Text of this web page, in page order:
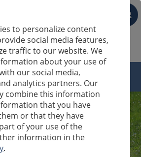
FR
to personalize content
social media features,
traffic to our website. We
about your use of
our social media,
analytics partners. Our
combine this information
that you have
or that they have
of your use of the
information in the
.